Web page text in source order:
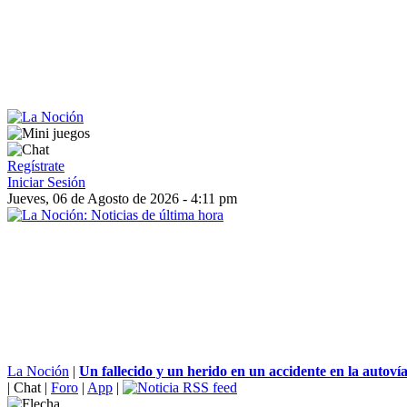
Regístrate
Iniciar Sesión
Jueves, 06 de Agosto de 2026 - 4:11 pm
La Noción | Un fallecido y un herido en un accidente en la
| Chat | Foro | App |